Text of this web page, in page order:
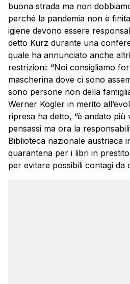
buona strada ma non
perché la pandemia non è
igiene devono essere
detto Kurz durante una
quale ha annunciato anche
restrizioni: “Noi consigliamo
mascherina dove ci sono
sono persone non della
Werner Kogler in merito
ripresa ha detto, “è andato più
pensassi ma ora la
Biblioteca nazionale austriaca
quarantena per i libri in
per evitare possibili contagi da